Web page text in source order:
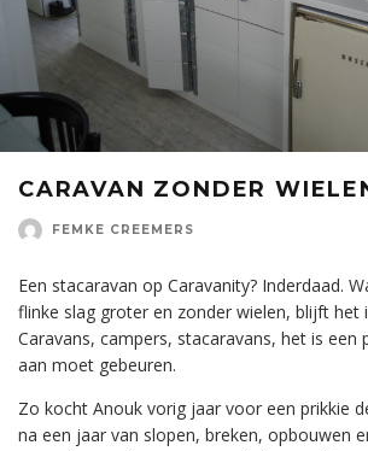
CARAVAN ZONDER
FEMKE CREEMERS
Een stacaravan op Caravanity? Inderdaad.
flinke slag groter en zonder wielen, blijft het
Caravans, campers, stacaravans, het is een
aan moet gebeuren.
Zo kocht Anouk vorig jaar voor een prikkie
na een jaar van slopen, breken, opbouwen